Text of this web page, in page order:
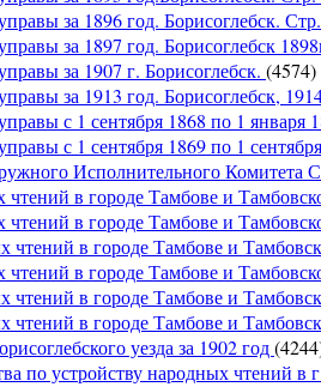
за 1896 год. Борисоглебск.
за 1897 год. Борисоглебск
за 1907 г. Борисоглебск. (4574)
за 1913 год. Борисоглебск,
с 1 сентября 1868 по 1 января
с 1 сентября 1869 по 1
Исполнительного Комитета
в городе Тамбове и
в городе Тамбове и
в городе Тамбове и
в городе Тамбове и
в городе Тамбове и
в городе Тамбове и
уезда за 1902 год
по устройству народных чтений